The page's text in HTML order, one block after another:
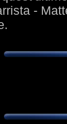
-